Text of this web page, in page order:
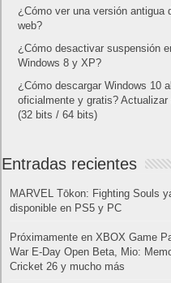
¿Cómo ver una versión antigua
web?
¿Cómo desactivar suspensión
Windows 8 y XP?
¿Cómo descargar Windows 10
oficialmente y gratis?
(32 bits / 64 bits)
Entradas recientes
MARVEL Tōkon: Fighting Souls
disponible en PS5 y PC
Próximamente en XBOX Game
War E-Day Open Beta, Mio:
Cricket 26 y mucho más